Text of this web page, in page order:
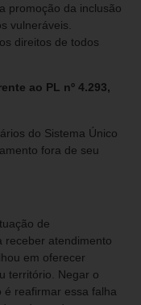
promoção da inclusão
vulneráveis.
direitos de todos
ao PL nº 4.293,
do Sistema Único
fora de seu
de
receber atendimento
em oferecer
território. Negar o
é reafirmar essa falha